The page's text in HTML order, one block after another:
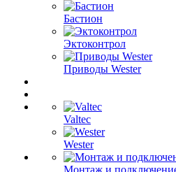
Бастион
Эктоконтрол
Приводы Wester
Valtec
Wester
Монтаж и